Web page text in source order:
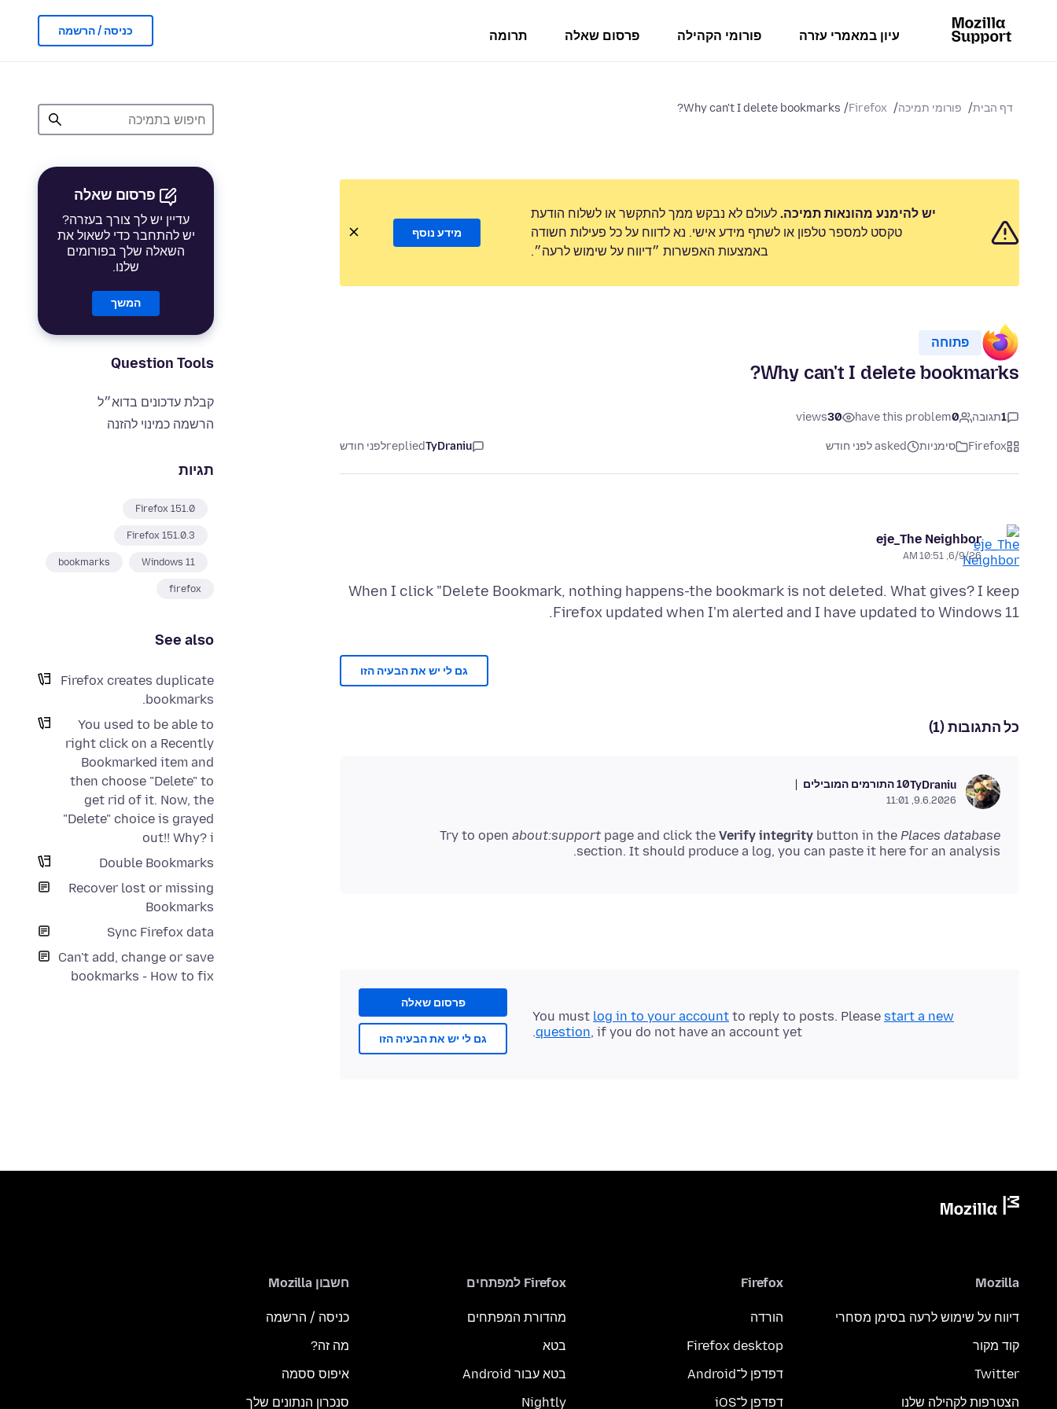
עיון במאמרי עזרה פורומי הקהילה פרסום שאלה תרומה כניסה / הרשמה
דף הבית פורומי תמיכה Firefox
Why can't I delete bookmarks?
פרסום שאלה
עדיין יש לך צורך בעזרה?
יש להתחבר כדי לשאול את
השאלה שלך בפורומים
שלנו.
המשך
Question Tools
קבלת עדכונים בדוא״ל
הרשמה כמינוי להזנה
תגיות
Firefox 151.0
Firefox 151.0.3
Windows 11
bookmarks
firefox
See also
Firefox creates duplicate
bookmarks.
You used to be able to
right click on a Recently
Bookmarked item and
then choose "Delete" to
get rid of it. Now, the
"Delete" choice is grayed
out!! Why? i
Double Bookmarks
Recover lost or missing
Bookmarks
Sync Firefox data
Can't add, change or save
bookmarks - How to fix
יש להימנע מהונאות תמיכה. לעולם לא נבקש ממך להתקשר או לשלוח הודעת
טקסט למספר טלפון או לשתף מידע אישי. נא לדווח על כל פעילות חשודה
באמצעות האפשרות ״דיווח על שימוש לרעה״.
מידע נוסף
פתוחה
Why can't I delete bookmarks?
1תגובה 0
have this problem
30
views
Firefox סימניות asked לפני חודש TyDraniu
repliedלפני חודש
eje_The Neighbor
6/9/26, 10:51 AM
When I click "Delete Bookmark, nothing happens-the bookmark is not deleted. What gives? I keep
Firefox updated when I'm alerted and I have updated to Windows 11.
גם לי יש את הבעיה הזו
כל התגובות (1)
TyDraniu10 התורמים המובילים
9.6.2026, 11:01
Try to open about:support page and click the Verify integrity button in the Places database
section. It should produce a log, you can paste it here for an analysis.
פרסום שאלה
גם לי יש את הבעיה הזו
You must log in to your account to reply to posts. Please start a new
question, if you do not have an account yet.
Mozilla
דיווח על שימוש לרעה בסימן מסחרי
קוד מקור
Twitter
הצטרפות לקהילה שלנו
Firefox
הורדה
Firefox desktop
דפדפן ל־Android
דפדפן ל־iOS
Firefox למפתחים
מהדורת המפתחים
בטא
בטא עבור Android
Nightly
חשבון Mozilla
כניסה / הרשמה
מה זה?
איפוס ססמה
סנכרון הנתונים שלך